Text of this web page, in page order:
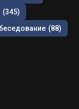
(345)
(88)